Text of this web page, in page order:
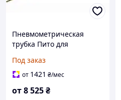
Пневмометрическая
трубка Пито для
0.5
Под заказ
от 1421 ₴/мес
от8 525₴